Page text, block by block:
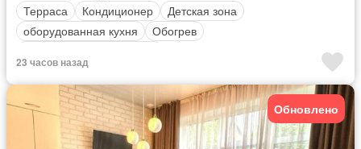
Терраса
Кондиционер
Детская зона
оборудованная кухня
Обогрев
23 часов назад
Обновлено